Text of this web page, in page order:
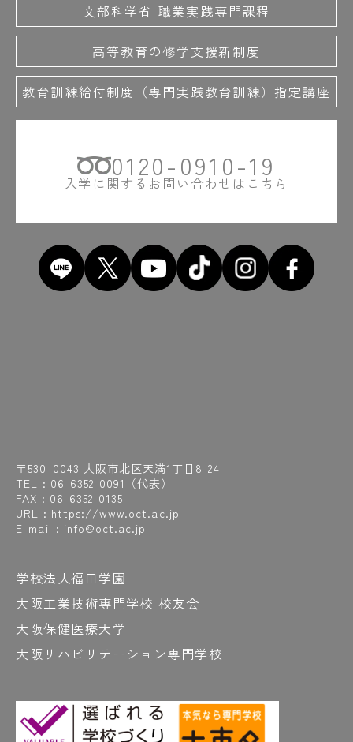
〒530-0043 大阪市北区天満1丁目8-24
TEL : 06-6352-0091 （代表）
FAX : 06-6352-0135
URL : https://www.oct.ac.jp
E-mail : info@oct.ac.jp
0120-0910-19
入学に関するお問い合わせはこちら
学校法人福田学園
大阪工業技術専門学校 校友会
大阪保健医療大学
大阪リハビリテーション専門学校
文部科学省 職業実践専門課程
高等教育の修学支援新制度
教育訓練給付制度（専門実践教育訓練）指定講座